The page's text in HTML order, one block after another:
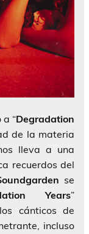
“Degradation
de la materia
lleva a una
recuerdos del
se
Years”
cánticos de
incluso